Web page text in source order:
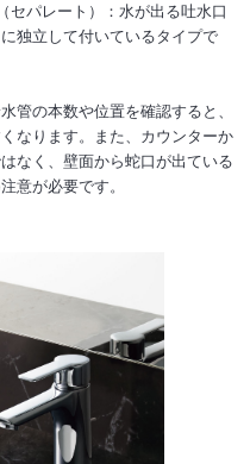
セパレート）：水が出る吐水口
独立して付いているタイプで
管の本数や位置を確認すると、
なります。また、カウンターか
なく、壁面から蛇口が出ている
意が必要です。